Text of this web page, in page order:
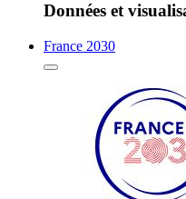
Données et
France 2030